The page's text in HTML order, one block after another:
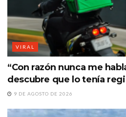
VIRAL
“Con razón nunca me
descubre que lo tenía
9 DE AGOSTO DE 2026